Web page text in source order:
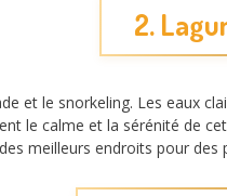
2.
et le snorkeling. Les eaux
le calme et la sérénité de
meilleurs endroits pour